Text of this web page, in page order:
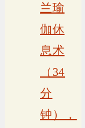
兰瑜
伽休
息术
（34
分
钟），